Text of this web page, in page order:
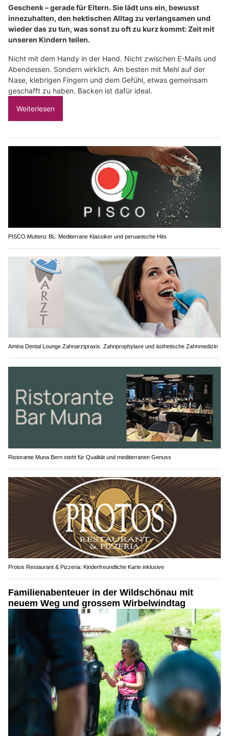
Geschenk – gerade für Eltern. Sie lädt uns ein, bewusst
innezuhalten, den hektischen Alltag zu verlangsamen und
wieder das zu tun, was sonst zu oft zu kurz kommt: Zeit mit
unseren Kindern teilen.
Nicht mit dem Handy in der Hand. Nicht zwischen E-Mails und
Abendessen. Sondern wirklich. Am besten mit Mehl auf der
Nase, klebrigen Fingern und dem Gefühl, etwas gemeinsam
geschafft zu haben. Backen ist dafür ideal.
Weiterlesen
PISCO Muttenz BL: Mediterrane Klassiker und peruanische Hits
Amina Dental Lounge Zahnarztpraxis: Zahnprophylaxe und ästhetische Zahnmedizin
Ristorante Muna Bern steht für Qualität und mediterranen Genuss
Protos Restaurant & Pizzeria: Kinderfreundliche Karte inklusive
Familienabenteuer in der Wildschönau mit
neuem Weg und grossem Wirbelwindtag